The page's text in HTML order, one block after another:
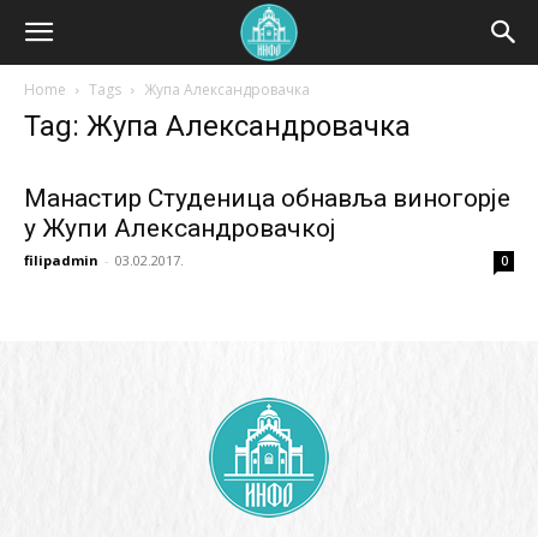
Home Tags Жупа Александровачка
Tag: Жупа Александровачка
Манастир Студеница обнавља виногорје
у Жупи Александровачкој
filipadmin - 03.02.2017. 0